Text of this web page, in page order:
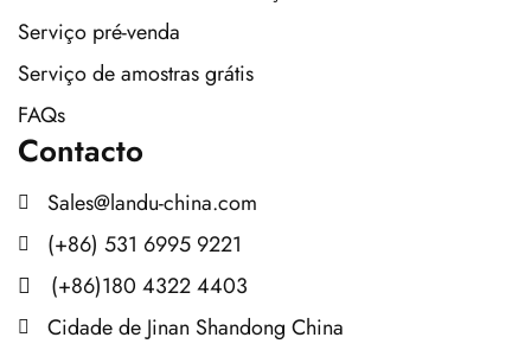
Serviço pré-venda
Serviço de amostras grátis
FAQs
Contacto
Sales@landu-china.com
(+86) 531 6995 9221
(+86)180 4322 4403
Cidade de Jinan Shandong China